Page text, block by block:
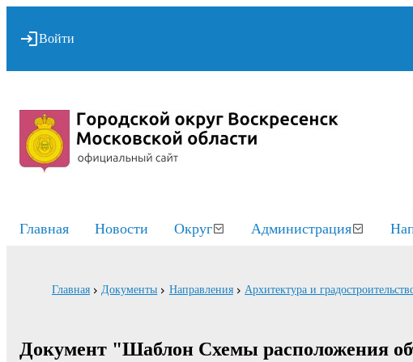
Войти
Главная Новости Округ Администрация
Главная Документы Направления Архитектура и
Документ "Шаблон Схемы расположения